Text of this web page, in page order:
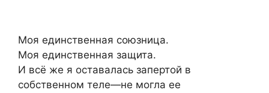
Моя единственная союзница.
Моя единственная защита.
И всё же я оставалась запертой в
собственном теле—не могла ее